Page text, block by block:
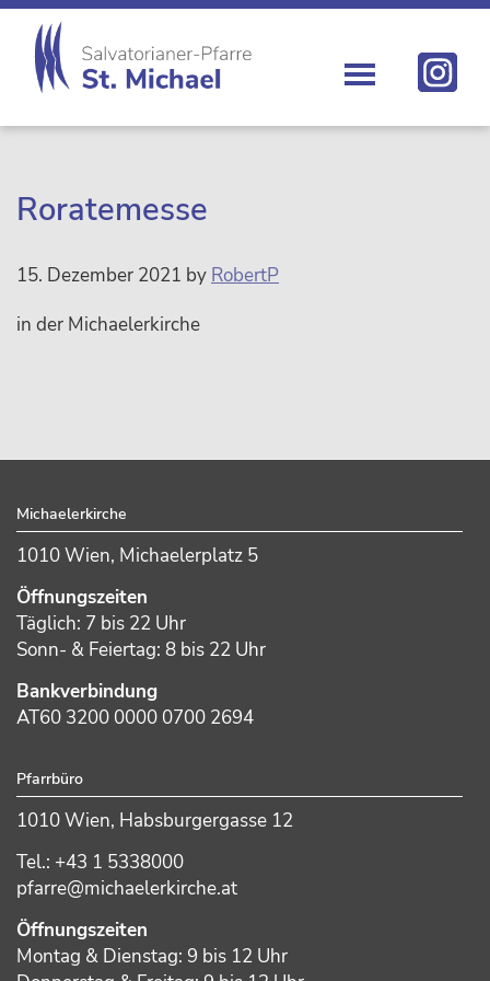
Zur
Hauptnavigation
springen
Skip
main
content
Zur
Hauptsidebar
springen
Zur
Fußzeile
springen
Michael
Michaelerkirche
Wiens
Roratemesse
15. Dezember 2021 by RobertP
in der Michaelerkirche
Michaelerkirche
1010 Wien, Michaelerplatz 5
Öffnungszeiten
Täglich: 7 bis 22 Uhr
Sonn- & Feiertag: 8 bis 22 Uhr
Bankverbindung
AT60 3200 0000 0700 2694
Pfarrbüro
1010 Wien, Habsburgergasse 12
Tel.: +43 1 5338000
pfarre@michaelerkirche.at
Öffnungszeiten
Montag & Dienstag: 9 bis 12 Uhr